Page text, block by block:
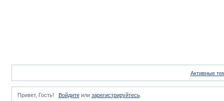
Активные
Привет, Гость! Войдитеили зарегистрируйтесь.